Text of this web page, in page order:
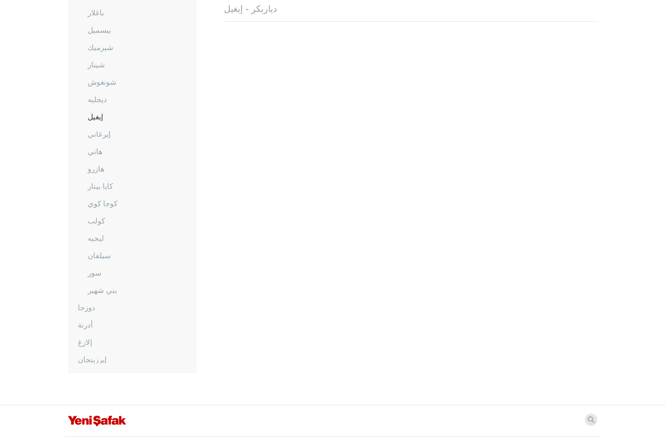
باغلار
بيسميل
شيرميك
شينار
شونغوش
ديجليه
إيغيل
إيرغاني
هاني
هازرو
كايا بينار
كوجا كوي
كولب
ليجيه
سيلفان
سور
يني شهير
دوزجا
أدرنة
إلازغ
إيرزينجان
غيراسون
دياربكر - إيغيل